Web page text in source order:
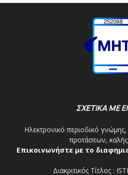
ΣΧΕΤΙΚΑ ΜΕ
Ηλεκτρονικό περιοδικό γνώμης,
προτάσεων, καλής
Επικοινωνήστε με το
Διακριτικός Τίτλος :